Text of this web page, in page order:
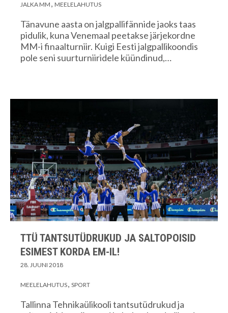
JALKA MM MEELELAHUTUS
Tänavune aasta on jalgpallifännide jaoks taas
pidulik, kuna Venemaal peetakse järjekordne
MM-i finaalturniir. Kuigi Eesti jalgpallikoondis
pole seni suurturniiridele küündinud,…
TTÜ TANTSUTÜDRUKUD JA SALTOPOISID
ESIMEST KORDA EM-IL!
28. JUUNI 2018
MEELELAHUTUS SPORT
Tallinna Tehnikaülikooli tantsutüdrukud ja